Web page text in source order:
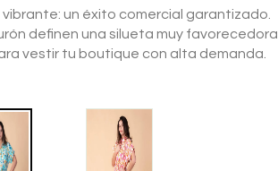
un éxito comercial garantizado.
definen una silueta muy favorecedora.
vestir tu boutique con alta demanda.